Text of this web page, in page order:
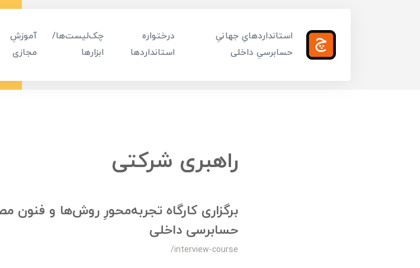
استانداردهایِ جهانیِ
حسابرسیِ داخلی
درختواره
استانداردها
چک‌لیست‌ها/
ابزارها
آموزشِ
مجازی
راهبری شرکتی
برگزاری کارگاه تجربه‌محورِ روش‌ها و فنون
حسابرسی داخلی
/interview-course